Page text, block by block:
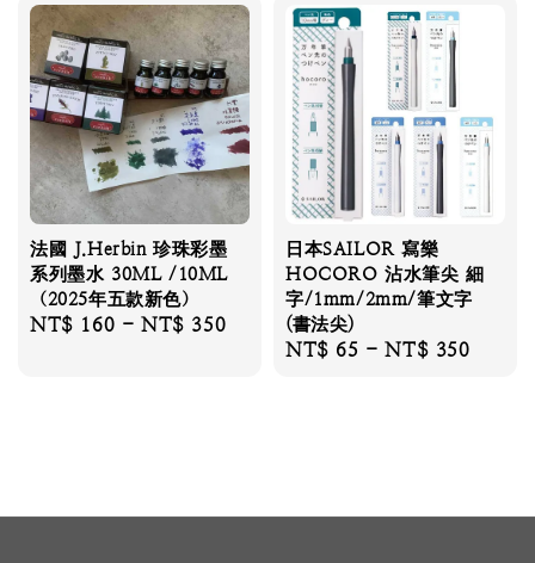
法國 J.Herbin 珍珠彩墨
系列墨水 30ML /10ML
（2025年五款新色）
Regular
NT$ 160 -NT$ 350
日本SAILOR 寫樂
HOCORO 沾水筆尖 細
字/1mm/2mm/筆文字
(書法尖)
Regular
NT$ 65 -NT$ 350